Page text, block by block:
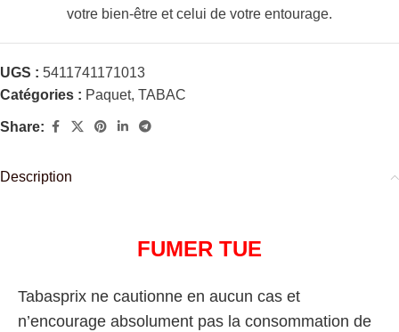
votre bien-être et celui de votre entourage.
UGS : 5411741171013
Catégories : Paquet, TABAC
Share:
Description
FUMER TUE
Tabasprix ne cautionne en aucun cas et
n’encourage absolument pas la consommation de